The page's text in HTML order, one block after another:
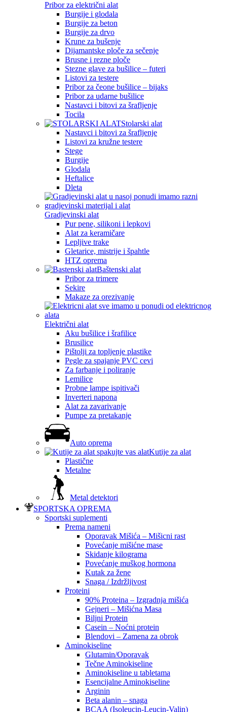
Pribor za električni alat
Burgije i glodala
Burgije za beton
Burgije za drvo
Krune za bušenje
Dijamantske ploče za sečenje
Brusne i rezne ploče
Stezne glave za bušilice – futeri
Listovi za testere
Pribor za čeone bušilice – bijaks
Pribor za udarne bušilice
Nastavci i bitovi za šrafljenje
Tocila
Stolarski alat
Nastavci i bitovi za šrafljenje
Listovi za kružne testere
Stege
Burgije
Glodala
Heftalice
Dleta
Gradjevinski alat
Pur pene, silikoni i lepkovi
Alat za keramičare
Lepljive trake
Gletarice, mistrije i špahtle
HTZ oprema
Baštenski alat
Pribor za trimere
Sekire
Makaze za orezivanje
Električni alat
Aku bušilice i šrafilice
Brusilice
Pištolji za topljenje plastike
Pegle za spajanje PVC cevi
Za farbanje i poliranje
Lemilice
Probne lampe ispitivači
Inverteri napona
Alat za zavarivanje
Pumpe za pretakanje
Auto oprema
Kutije za alat
Plastične
Metalne
Metal detektori
SPORTSKA OPREMA
Sportski suplementi
Prema nameni
Oporavak Mišića – Mišicni rast
Povećanje mišićne mase
Skidanje kilograma
Povećanje muškog hormona
Kutak za žene
Snaga / Izdržljivost
Proteini
90% Proteina – Izgradnja mišića
Gejneri – Mišićna Masa
Biljni Protein
Casein – Noćni protein
Blendovi – Zamena za obrok
Aminokiseline
Glutamin/Oporavak
Tečne Aminokiseline
Aminokiseline u tabletama
Esencijalne Aminokiseline
Arginin
Beta alanin – snaga
BCAA (Isoleucin-Leucin-Valin)